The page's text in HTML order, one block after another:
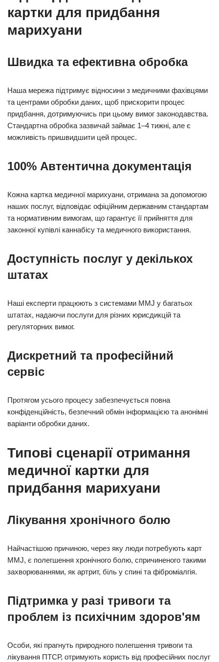
картки для придбання
марихуани
Швидка та ефективна обробка
Наша мережа підтримує відносини з медичними фахівцями
та центрами обробки даних, щоб прискорити процес
придбання, дотримуючись при цьому вимог законодавства.
Стандартна обробка зазвичай займає 1–4 тижні, але є
можливість пришвидшити цей процес.
100% Автентична документація
Кожна картка медичної марихуани, отримана за допомогою
наших послуг, відповідає офіційним державним стандартам
та нормативним вимогам, що гарантує її прийняття для
законної купівлі каннабісу та медичного використання.
Доступність послуг у декількох
штатах
Наші експерти працюють з системами MMJ у багатьох
штатах, надаючи послуги для різних юрисдикцій та
регуляторних вимог.
Дискретний та професійний
сервіс
Протягом усього процесу забезпечується повна
конфіденційність, безпечний обмін інформацією та анонімні
варіанти обробки даних.
Типові сценарії отримання
медичної картки для
придбання марихуани
Лікування хронічного болю
Найчастішою причиною, через яку люди потребують карт
MMJ, є полегшення хронічного болю, спричиненого такими
захворюваннями, як артрит, біль у спині та фіброміалгія.
Підтримка у разі тривоги та
проблем із психічним здоров'ям
Особи, які прагнуть природного полегшення тривоги та
лікування ПТСР, отримують користь від професійних послуг